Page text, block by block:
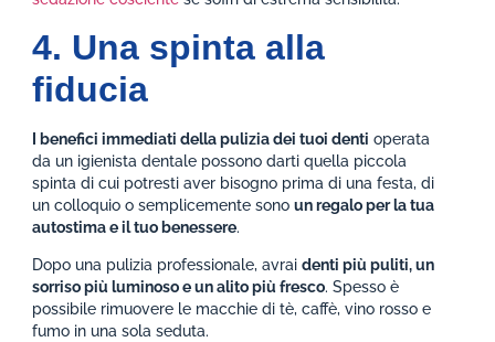
4. Una spinta alla
fiducia
I benefici immediati della pulizia dei tuoi denti operata
da un igienista dentale possono darti quella piccola
spinta di cui potresti aver bisogno prima di una festa, di
un colloquio o semplicemente sonoun regalo per la tua
autostima e il tuo benessere.
Dopo una pulizia professionale, avraidenti più puliti, un
sorriso più luminoso e un alito più fresco. Spesso è
possibile rimuovere le macchie di tè, caffè, vino rosso e
fumo in una sola seduta.